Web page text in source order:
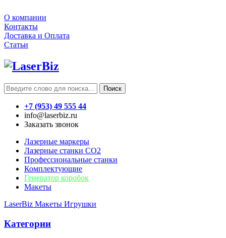
О компании
Контакты
Доставка и Оплата
Статьи
Поиск
+7 (953) 49 555 44
info@laserbiz.ru
Заказать звонок
Лазерные маркеры
Лазерные станки CO2
Профессиональные станки
Комплектующие
Генератор коробок
Макеты
LaserBiz Макеты Игрушки
Категории